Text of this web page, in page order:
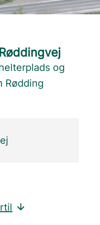
og
Rødding